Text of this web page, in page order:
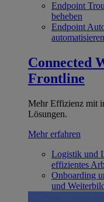
Endpoint
beheben
Endpoint
automatisieren
Connected
Frontline
Mehr Effizienz mit
Lösungen.
Mehr erfahren
Logistik und
effizientes
Onboarding
und